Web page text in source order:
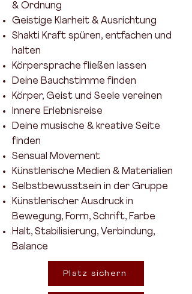
& Ordnung
Geistige Klarheit & Ausrichtung
Shakti Kraft spüren, entfachen und
halten
Körpersprache fließen lassen
Deine Bauchstimme finden
Körper, Geist und Seele vereinen
Innere Erlebnisreise
Deine musische & kreative Seite
finden
Sensual Movement
Künstlerische Medien & Materialien
Selbstbewusstsein in der Gruppe
Künstlerischer Ausdruck in
Bewegung, Form, Schrift, Farbe
Halt, Stabilisierung, Verbindung,
Balance
Platz sichern